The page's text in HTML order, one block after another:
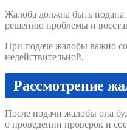
Жалоба должна быть подана
решению проблемы и
При подаче жалобы важно
недействительной.
Рассмотрение
После подачи жалобы она
о проведении проверок и